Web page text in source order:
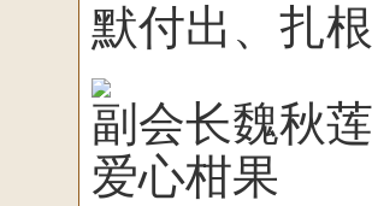
默付出、扎
副会长魏秋
爱心柑果